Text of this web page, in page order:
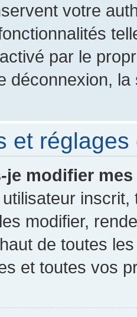
votre
par le
déconnexion,
et
je modifier
modifier,
de toutes
et toutes vos